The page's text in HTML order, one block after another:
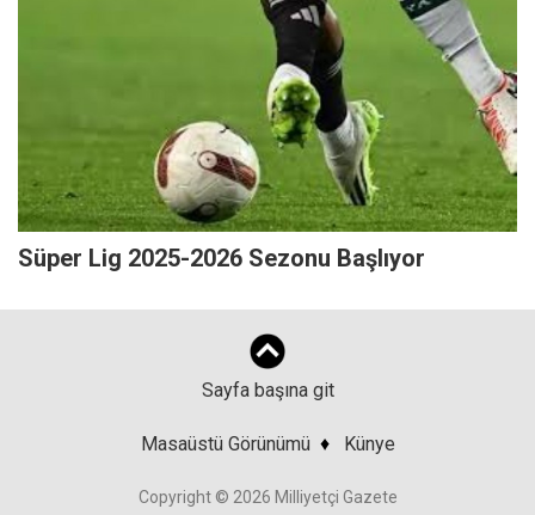
Süper Lig 2025-2026 Sezonu Başlıyor
Sayfa başına git
Masaüstü Görünümü ♦ Künye
Copyright © 2026 Milliyetçi Gazete